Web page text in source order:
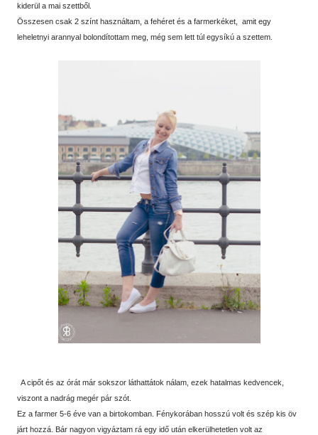
kiderül a mai szettből.
Összesen csak 2 színt használtam, a fehéret és a farmerkéket, amit egy
leheletnyi arannyal bolondítottam meg, még sem lett túl egysíkú a szettem.
A cipőt és az órát már sokszor láthattátok nálam, ezek hatalmas kedvencek,
viszont a nadrág megér pár szót.
Ez a farmer 5-6 éve van a birtokomban. Fénykorában hosszú volt és szép kis öv
járt hozzá. Bár nagyon vigyáztam rá egy idő után elkerülhetetlen volt az